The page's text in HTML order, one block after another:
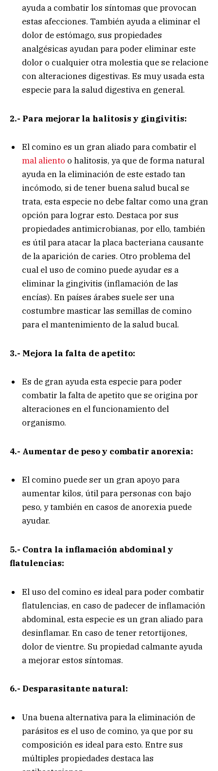
ayuda a combatir los síntomas que provocan
estas afecciones. También ayuda a eliminar el
dolor de estómago, sus propiedades
analgésicas ayudan para poder eliminar este
dolor o cualquier otra molestia que se relacione
con alteraciones digestivas. Es muy usada esta
especie para la salud digestiva en general.
2.- Para mejorar la halitosis y gingivitis:
El comino es un gran aliado para combatir el
mal aliento o halitosis, ya que de forma natural
ayuda en la eliminación de este estado tan
incómodo, si de tener buena salud bucal se
trata, esta especie no debe faltar como una gran
opción para lograr esto. Destaca por sus
propiedades antimicrobianas, por ello, también
es útil para atacar la placa bacteriana causante
de la aparición de caries. Otro problema del
cual el uso de comino puede ayudar es a
eliminar la gingivitis (inflamación de las
encías). En países árabes suele ser una
costumbre masticar las semillas de comino
para el mantenimiento de la salud bucal.
3.- Mejora la falta de apetito:
Es de gran ayuda esta especie para poder
combatir la falta de apetito que se origina por
alteraciones en el funcionamiento del
organismo.
4.- Aumentar de peso y combatir anorexia:
El comino puede ser un gran apoyo para
aumentar kilos, útil para personas con bajo
peso, y también en casos de anorexia puede
ayudar.
5.- Contra la inflamación abdominal y
flatulencias:
El uso del comino es ideal para poder combatir
flatulencias, en caso de padecer de inflamación
abdominal, esta especie es un gran aliado para
desinflamar. En caso de tener retortijones,
dolor de vientre. Su propiedad calmante ayuda
a mejorar estos síntomas.
6.- Desparasitante natural:
Una buena alternativa para la eliminación de
parásitos es el uso de comino, ya que por su
composición es ideal para esto. Entre sus
múltiples propiedades destaca las